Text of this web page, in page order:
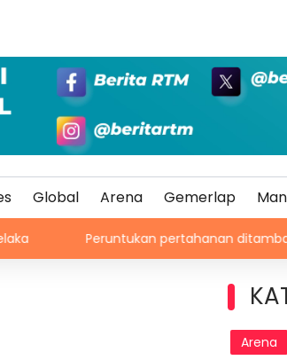
Global Arena Gemerlap
pertahanan ditambah dalam
Arena